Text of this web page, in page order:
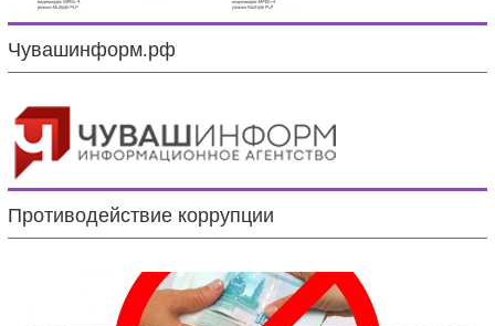
Чувашинформ.рф
Противодействие коррупции